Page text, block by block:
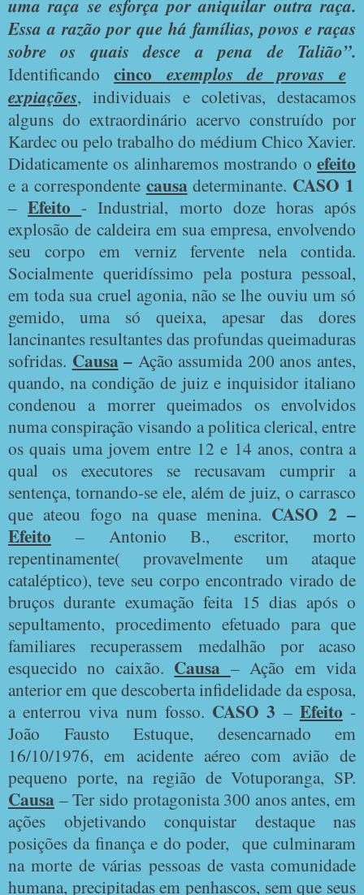
uma raça se esforça por aniquilar outra raça.
Essa a razão por que há famílias, povos e raças
sobre os quais desce a pena de Talião”.
Identificandocinco exemplos de provas e
expiações, individuais e coletivas, destacamos
alguns do extraordinário acervo construído por
Kardec ou pelo trabalho do médium Chico Xavier.
Didaticamente os alinharemos mostrando o efeito
e a correspondente causadeterminante. CASO 1
–Efeito- Industrial, morto doze horas após
explosão de caldeira em sua empresa, envolvendo
seu corpo em verniz fervente nela contida.
Socialmente queridíssimo pela postura pessoal,
em toda sua cruel agonia, não se lhe ouviu um só
gemido, uma só queixa, apesar das dores
lancinantes resultantes das profundas queimaduras
sofridas. Causa– Ação assumida 200 anos antes,
quando, na condição de juiz e inquisidor italiano
condenou a morrer queimados os envolvidos
numa conspiração visando a politica clerical, entre
os quais uma jovem entre 12 e 14 anos, contra a
qual os executores se recusavam cumprir a
sentença, tornando-se ele, além de juiz, o carrasco
que ateou fogo na quase menina. CASO 2 –
Efeito – Antonio B., escritor, morto
repentinamente( provavelmente um ataque
cataléptico), teve seu corpo encontrado virado de
bruços durante exumação feita 15 dias após o
sepultamento, procedimento efetuado para que
familiares recuperassem medalhão por acaso
esquecido no caixão. Causa – Ação em vida
anterior em que descoberta infidelidade da esposa,
a enterrou viva num fosso. CASO 3 – Efeito -
João Fausto Estuque, desencarnado em
16/10/1976, em acidente aéreo com avião de
pequeno porte, na região de Votuporanga, SP.
Causa – Ter sido protagonista 300 anos antes, em
ações objetivando conquistar destaque nas
posições da finança e do poder, que culminaram
na morte de várias pessoas de vasta comunidade
humana, precipitadas em penhascos, sem que seus